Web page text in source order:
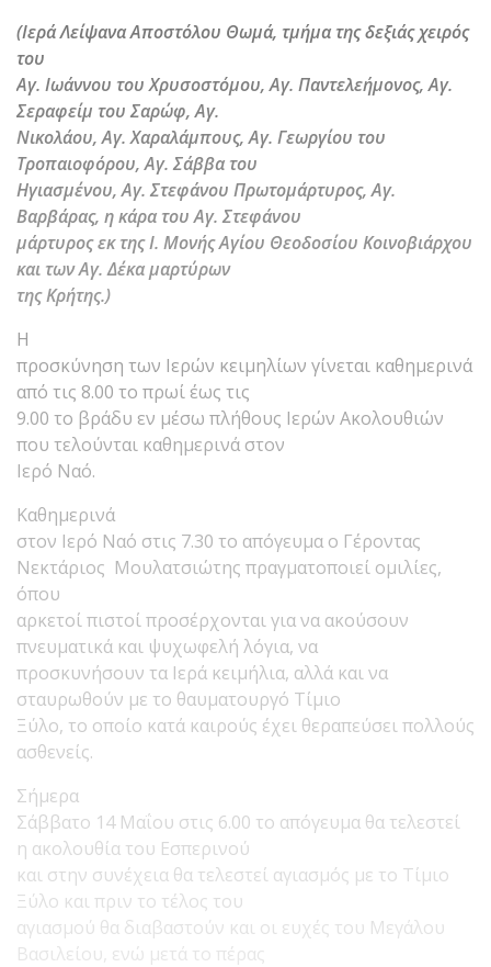
(Ιερά Λείψανα Αποστόλου Θωμά, τμήμα της δεξιάς χειρός
του
Αγ. Ιωάννου του Χρυσοστόμου, Αγ. Παντελεήμονος, Αγ.
Σεραφείμ του Σαρώφ, Αγ.
Νικολάου, Αγ. Χαραλάμπους, Αγ. Γεωργίου του
Τροπαιοφόρου, Αγ. Σάββα του
Ηγιασμένου, Αγ. Στεφάνου Πρωτομάρτυρος, Αγ.
Βαρβάρας, η κάρα του Αγ. Στεφάνου
μάρτυρος εκ της Ι. Μονής Αγίου Θεοδοσίου Κοινοβιάρχου
και των Αγ. Δέκα μαρτύρων
της Κρήτης.)
Η
προσκύνηση των Ιερών κειμηλίων γίνεται καθημερινά
από τις 8.00 το πρωί έως τις
9.00 το βράδυ εν μέσω πλήθους Ιερών Ακολουθιών
που τελούνται καθημερινά στον
Ιερό Ναό.
Καθημερινά
στον Ιερό Ναό στις 7.30 το απόγευμα ο Γέροντας
Νεκτάριος Μουλατσιώτης πραγματοποιεί ομιλίες,
όπου
αρκετοί πιστοί προσέρχονται για να ακούσουν
πνευματικά και ψυχωφελή λόγια, να
προσκυνήσουν τα Ιερά κειμήλια, αλλά και να
σταυρωθούν με το θαυματουργό Τίμιο
Ξύλο, το οποίο κατά καιρούς έχει θεραπεύσει πολλούς
ασθενείς.
Σήμερα
Σάββατο 14 Μαΐου στις 6.00 το απόγευμα θα τελεστεί
η ακολουθία του Εσπερινού
και στην συνέχεια θα τελεστεί αγιασμός με το Τίμιο
Ξύλο και πριν το τέλος του
αγιασμού θα διαβαστούν και οι ευχές του Μεγάλου
Βασιλείου, ενώ μετά το πέρας